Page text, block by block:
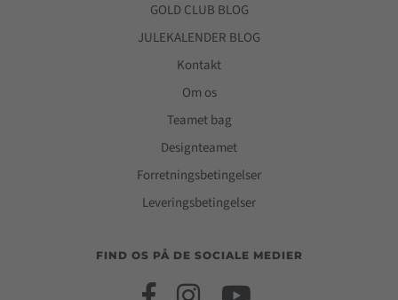
GOLD CLUB BLOG
JULEKALENDER BLOG
Kontakt
Om os
Teamet bag
Designteamet
Forretningsbetingelser
Leveringsbetingelser
FIND OS PÅ DE SOCIALE MEDIER